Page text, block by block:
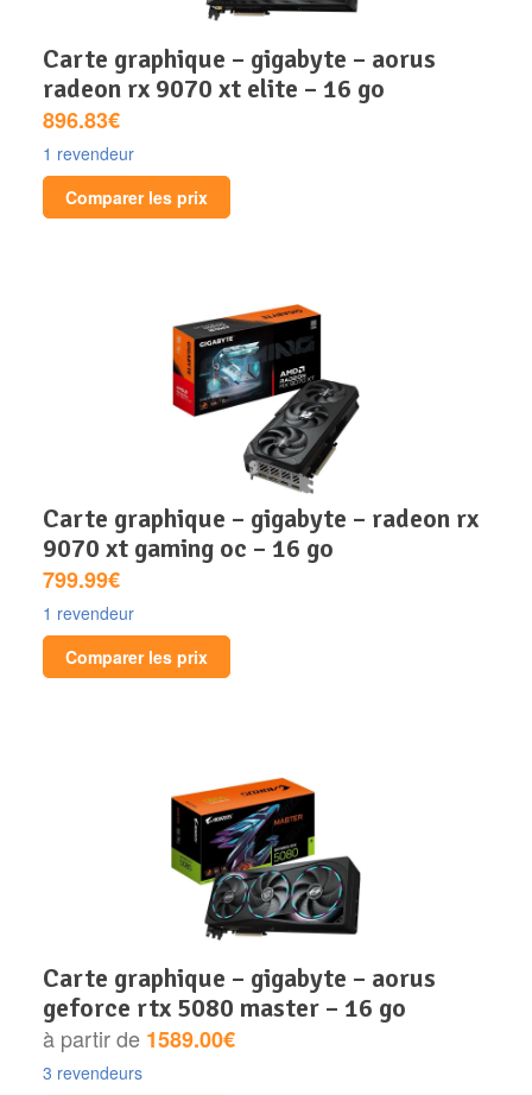
carte graphique – gigabyte – aorus
radeon rx 9070 xt elite – 16 go
896.83€
1 revendeur
Comparer les prix
carte graphique – gigabyte – radeon rx
9070 xt gaming oc – 16 go
799.99€
1 revendeur
Comparer les prix
carte graphique – gigabyte – aorus
geforce rtx 5080 master – 16 go
à partir de 1589.00€
3 revendeurs